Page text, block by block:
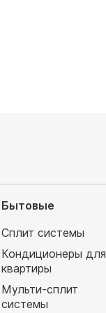
Бытовые
Сплит системы
Кондиционеры для
квартиры
Мульти-сплит
системы